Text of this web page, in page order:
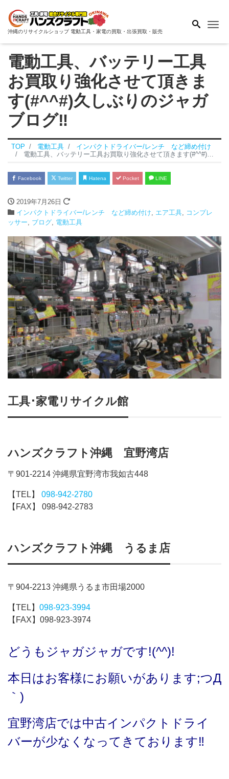
沖縄のリサイクルショップ 電動工具・家電の買取・出張買取・販売
電動工具、バッテリー工具
お買取り強化させて頂きま
す(#^^#)久しぶりのジャガ
ブログ‼
TOP 電動工具
インパクトドライバー/レンチ など締め付け
電動工具、バッテリー工具お買取り強化させて頂きます(#^^#)久しぶりのジャガブログ‼
Facebook Twitter Hatena Pocket LINE
2019年7月26日
インパクトドライバー/レンチ など締め付け
エア工具
コンプレ
ッサー
ブログ 電動工具
工具･家電リサイクル館
ハンズクラフト沖縄 宜野湾店
〒901-2214 沖縄県宜野湾市我如古448
【TEL】 098-942-2780
【FAX】 098-942-2783
ハンズクラフト沖縄 うるま店
〒904-2213 沖縄県うるま市田場2000
【TEL】 098-923-3994
【FAX】098-923-3974
どうもジャガジャガです!(^^)!
本日はお客様にお願いがあります;つД
｀)
宜野湾店では中古インパクトドライ
バーが少なくなってきております‼